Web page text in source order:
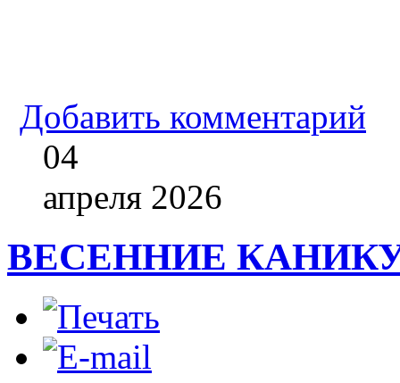
Добавить комментарий
04
апреля 2026
ВЕСЕННИЕ